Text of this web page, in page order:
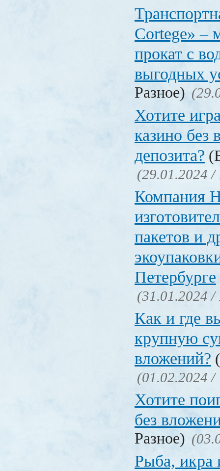
Cortege» –
прокат с
выгодных
Разное)
Хотите
казино без
депозита?
(29.01.2024 /
Компания
пакетов и
Петербурге
(31.01.2024 /
Как и где
крупную
вложений?
(01.02.2024 /
Хотите
без
Разное)
Рыба, икра